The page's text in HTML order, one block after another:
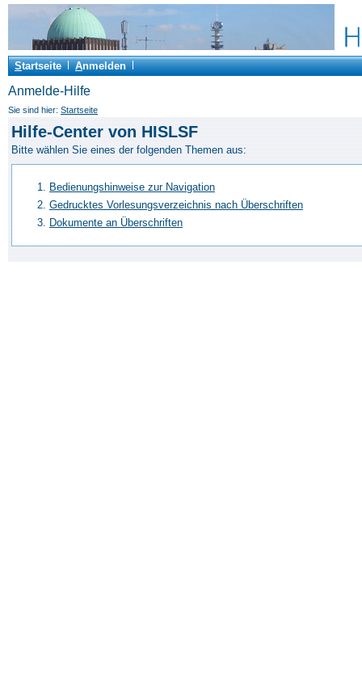
Startseite Anmelden
Anmelde-Hilfe
Sie sind hier: Startseite
Hilfe-Center von HISLSF
Bitte wählen Sie eines der folgenden Themen aus:
Bedienungshinweise zur Navigation
Gedrucktes Vorlesungsverzeichnis nach Überschriften
Dokumente an Überschriften